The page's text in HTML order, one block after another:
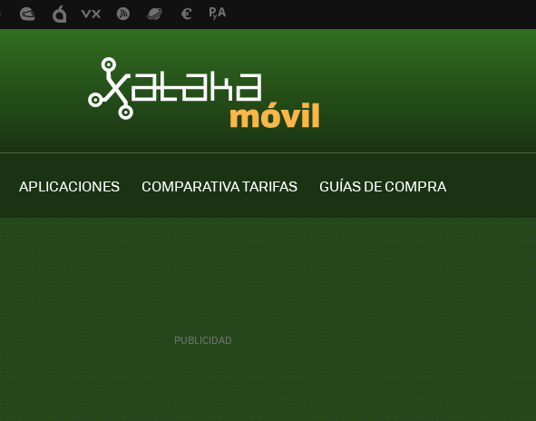
APLICACIONES COMPARATIVA TARIFAS
GUÍAS DE COMPRA